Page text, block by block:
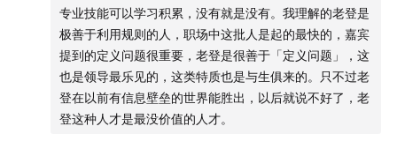
专业技能可以学习积累，没有就是没有。我理解的老登是
极善于利用规则的人，职场中这批人是起的最快的，嘉宾
提到的定义问题很重要，老登是很善于「定义问题」，这
也是领导最乐见的，这类特质也是与生俱来的。只不过老
登在以前有信息壁垒的世界能胜出，以后就说不好了，老
登这种人才是最没价值的人才。